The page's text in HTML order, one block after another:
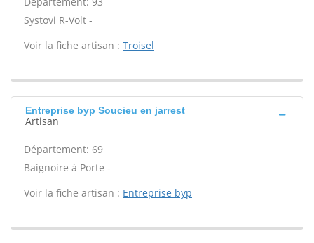
Systovi R-Volt -
Voir la fiche artisan : Troisel
Entreprise byp Soucieu en jarrest
Artisan
Département: 69
Baignoire à Porte -
Voir la fiche artisan : Entreprise byp